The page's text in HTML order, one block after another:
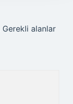
Gerekli alanlar